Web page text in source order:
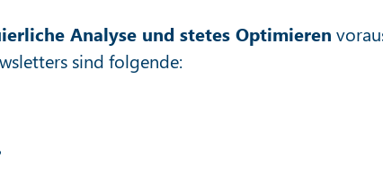
Analyse und stetes Optimieren
sind folgende: